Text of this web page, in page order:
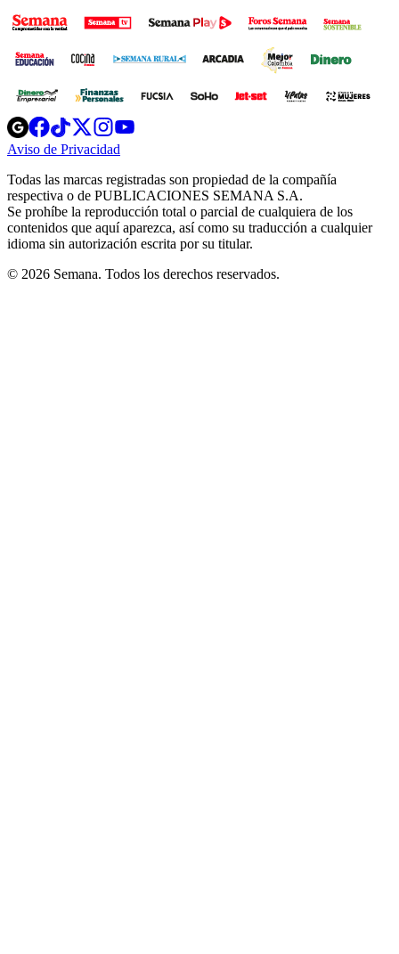
Opens
in
new
Opens
in
new
Opens
in
new
window
Opens
new
windowwindow
Aviso de Privacidad
new
window
Todas las marcas registradas son propiedad de la compañía
respectiva o de PUBLICACIONES SEMANA S.A.
Se prohíbe la reproducción total o parcial de cualquiera de los
contenidos que aquí aparezca, así como su traducción a cualquier
idioma sin autorización escrita por su titular.
© 2026 Semana. Todos los derechos reservados.